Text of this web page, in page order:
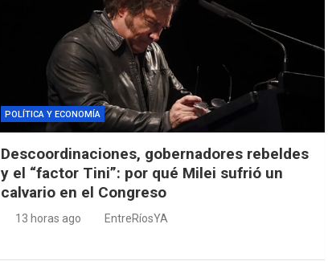
POLÍTICA Y ECONOMÍA
Descoordinaciones, gobernadores rebeldes
y el “factor Tini”: por qué Milei sufrió un
calvario en el Congreso
13 horas ago EntreRíosYA